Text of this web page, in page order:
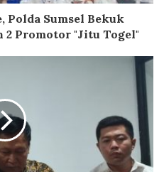
Polda Sumsel Bekuk
2 Promotor "Jitu Togel"